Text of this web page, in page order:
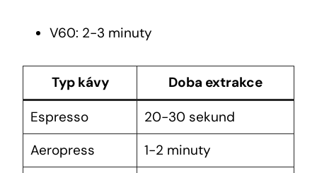
V60: 2-3 minuty
Typ kávy
Doba extrakce
Espresso
20-30 sekund
Aeropress
1-2 minuty